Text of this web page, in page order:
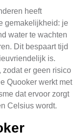
heeft
gemakelijkheid: je
water te wachten
Dit bespaart tijd
is.
zodat er geen risico
Quooker werkt met
dat ervoor zorgt
Celsius wordt.